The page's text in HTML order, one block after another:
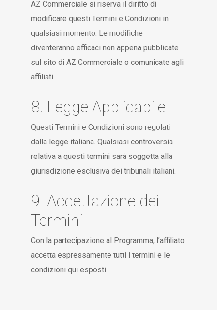
AZ Commerciale si riserva il diritto di
modificare questi Termini e Condizioni in
qualsiasi momento. Le modifiche
diventeranno efficaci non appena pubblicate
sul sito di AZ Commerciale o comunicate agli
affiliati.
8. Legge Applicabile
Questi Termini e Condizioni sono regolati
dalla legge italiana. Qualsiasi controversia
relativa a questi termini sarà soggetta alla
giurisdizione esclusiva dei tribunali italiani.
9. Accettazione dei
Termini
Con la partecipazione al Programma, l’affiliato
accetta espressamente tutti i termini e le
condizioni qui esposti.